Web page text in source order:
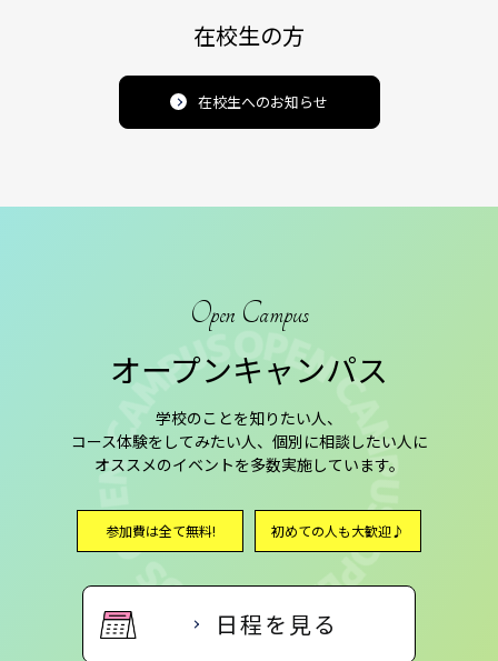
在校生の方
在校生へのお知らせ
Open Campus
オープンキャンパス
学校のことを知りたい人、
コース体験をしてみたい人、個別に相談したい人に
オススメのイベントを多数実施しています。
参加費は全て無料! 初めての人も大歓迎♪
日程を見る